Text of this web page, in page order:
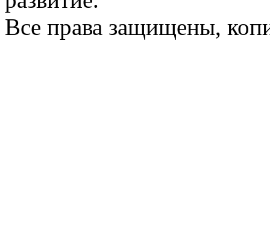
Все права защищены,